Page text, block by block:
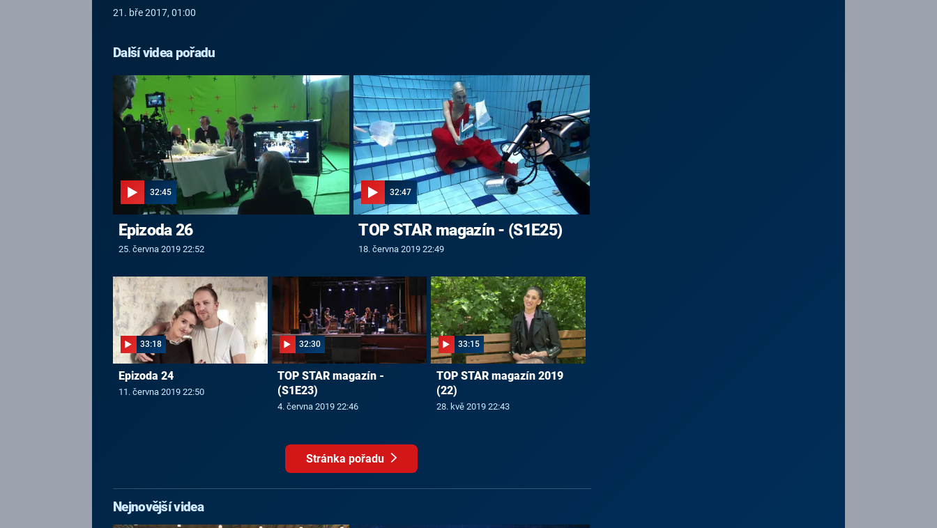
21. bře 2017, 01:00
Další videa pořadu
32:45
Epizoda 26
25. června 2019 22:52
32:47
TOP STAR magazín - (S1E25)
18. června 2019 22:49
33:18
Epizoda 24
11. června 2019 22:50
32:30
TOP STAR magazín -
(S1E23)
4. června 2019 22:46
33:15
TOP STAR magazín 2019
(22)
28. kvě 2019 22:43
Stránka pořadu
Nejnovější videa